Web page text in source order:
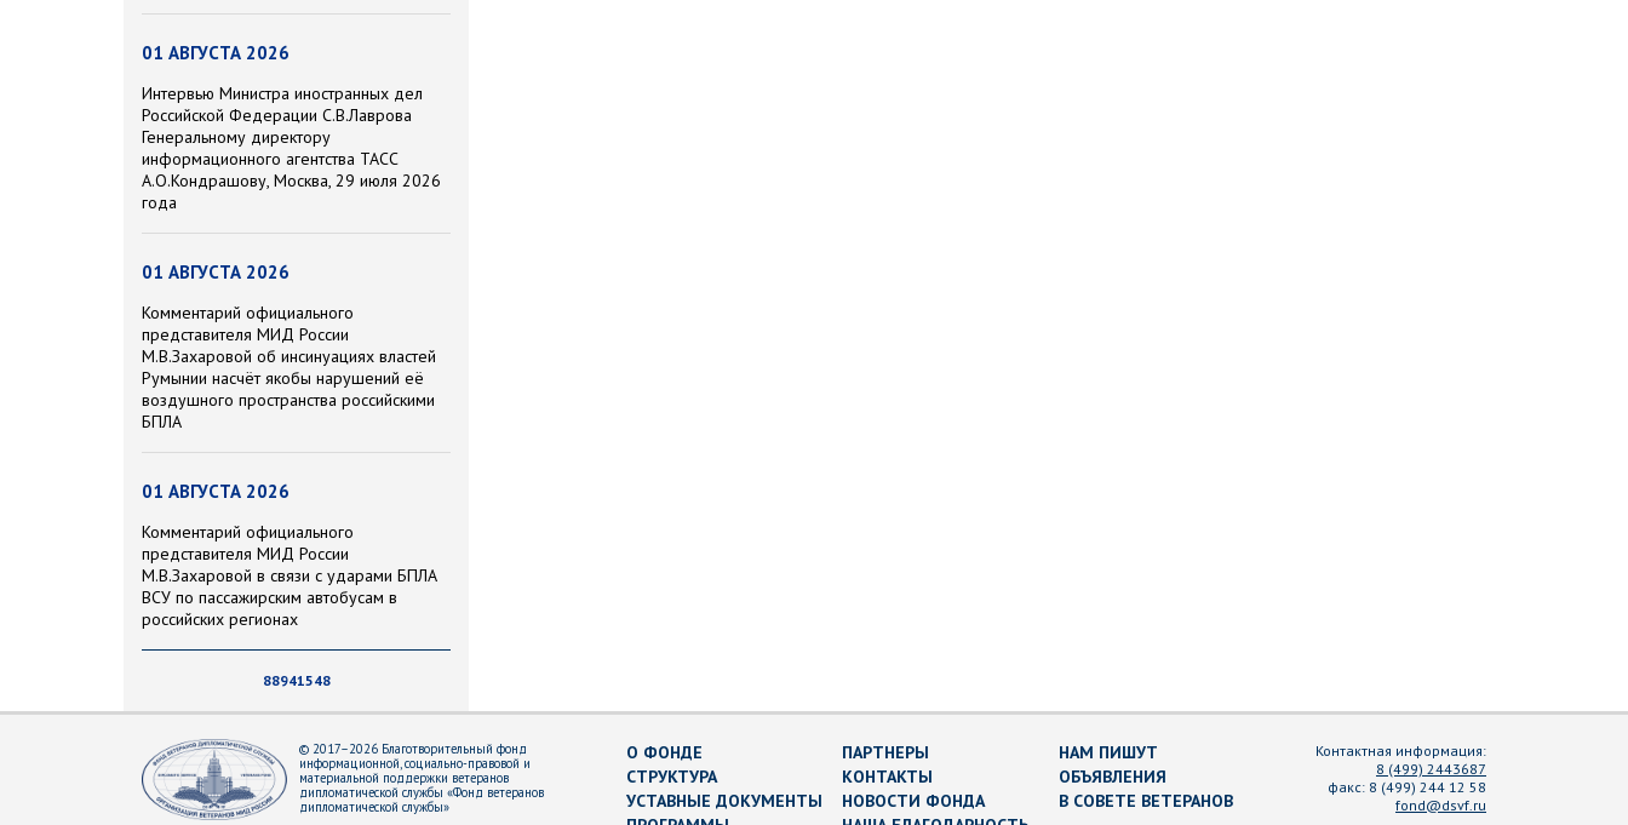
01 АВГУСТА 2026
Интервью Министра иностранных дел
Российской Федерации С.В.Лаврова
Генеральному директору
информационного агентства ТАСС
А.О.Кондрашову, Москва, 29 июля 2026
года
01 АВГУСТА 2026
Комментарий официального
представителя МИД России
М.В.Захаровой об инсинуациях властей
Румынии насчёт якобы нарушений её
воздушного пространства российскими
БПЛА
01 АВГУСТА 2026
Комментарий официального
представителя МИД России
М.В.Захаровой в связи с ударами БПЛА
ВСУ по пассажирским автобусам в
российских регионах
88941548
© 2017–2026 Благотворительный фонд
информационной, социально-правовой и
материальной поддержки ветеранов
дипломатической службы «Фонд ветеранов
дипломатической службы»
О ФОНДЕ
СТРУКТУРА
УСТАВНЫЕ ДОКУМЕНТЫ
ПАРТНЕРЫ
КОНТАКТЫ
НОВОСТИ ФОНДА
НАМ ПИШУТ
ОБЪЯВЛЕНИЯ
В СОВЕТЕ ВЕТЕРАНОВ
Контактная информация:
8 (499) 2443687
факс: 8 (499) 244 12 58
fond@dsvf.ru